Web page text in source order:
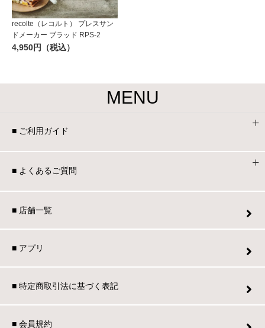
recolte（レコルト） プレスサン
ドメーカー ブラッド RPS-2
4,950円（税込）
MENU
■ ご利用ガイド
■ よくあるご質問
■ 店舗一覧
■ アプリ
■ 特定商取引法に基づく表記
■ 会員規約